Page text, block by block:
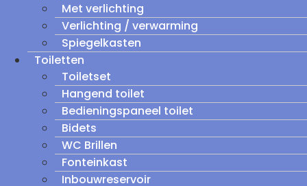
Met verlichting
Verlichting / verwarming
Spiegelkasten
Toiletten
Toiletset
Hangend toilet
Bedieningspaneel toilet
Bidets
WC Brillen
Fonteinkast
Inbouwreservoir